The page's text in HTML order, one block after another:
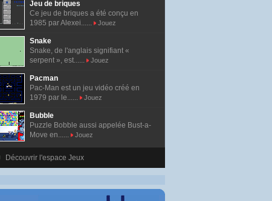
Jeu de briques
Ce jeu de briques a été conçu en
1985 par Alexei......
Jouez
Snake
Snake, de l'anglais signifiant «
serpent », est......
Jouez
Pacman
Pac-Man est un jeu vidéo créé en
1979 par le......
Jouez
Bubble
Puzzle Bobble aussi appelée Bust-a-
Move en......
Jouez
Découvrir l'espace Jeux